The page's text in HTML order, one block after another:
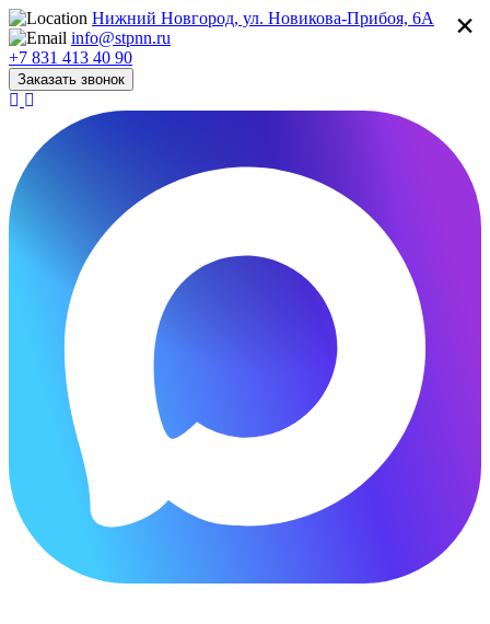
Нижний Новгород, ул. Новикова-Прибоя, 6А
info@stpnn.ru
+7 831 413 40 90
Заказать звонок
×